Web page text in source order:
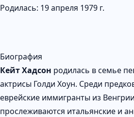
Родилась: 19 апреля 1979 г.
Биография
Кейт Хадсон родилась в семье
актрисы Голди Хоун. Среди
еврейские иммигранты из
прослеживаются итальянские и